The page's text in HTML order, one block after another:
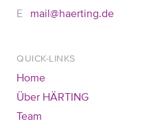
mail@haerting.de
QUICK-LINKS
Home
Über HÄRTING
Team